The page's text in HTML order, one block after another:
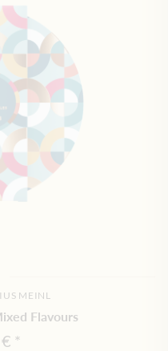
MEINL
Flavours